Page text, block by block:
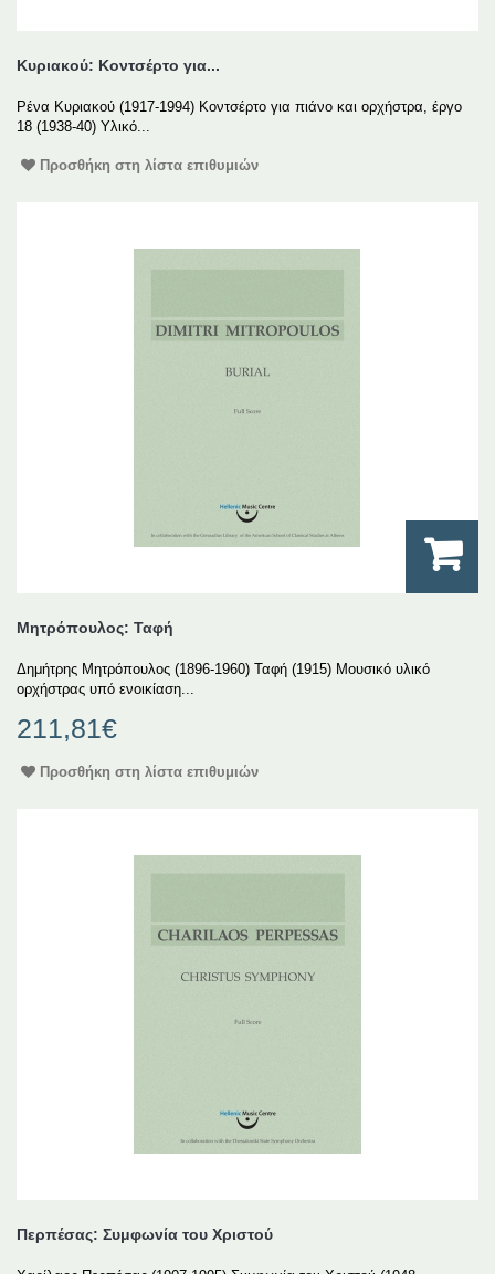
Κυριακού: Κοντσέρτο για...
Ρένα Κυριακού (1917-1994) Κοντσέρτο για πιάνο και ορχήστρα, έργο
18 (1938-40) Υλικό...
Προσθήκη στη λίστα επιθυμιών
Μητρόπουλος: Ταφή
Δημήτρης Μητρόπουλος (1896-1960) Ταφή (1915) Μουσικό υλικό
ορχήστρας υπό ενοικίαση...
211,81€
Προσθήκη στη λίστα επιθυμιών
Περπέσας: Συμφωνία του Χριστού